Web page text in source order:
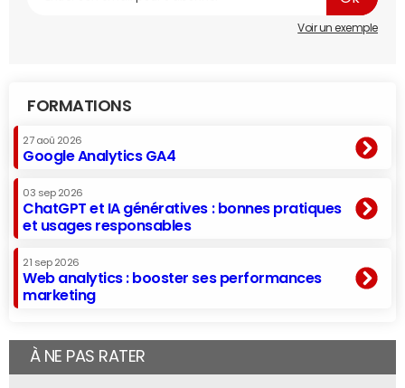
Voir un exemple
FORMATIONS
27 aoû 2026
Google Analytics GA4
03 sep 2026
ChatGPT et IA génératives : bonnes pratiques
et usages responsables
21 sep 2026
Web analytics : booster ses performances
marketing
À NE PAS RATER